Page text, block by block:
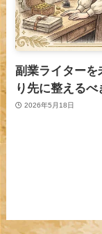
副業ライターを
り先に整えるべ
2026年5月18日